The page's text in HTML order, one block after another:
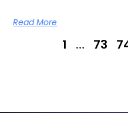
Read More
1 … 73